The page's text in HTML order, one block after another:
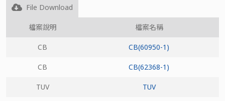
File Download
檔案說明 檔案名稱
CB CB(60950-1)
CB CB(62368-1)
TUV TUV